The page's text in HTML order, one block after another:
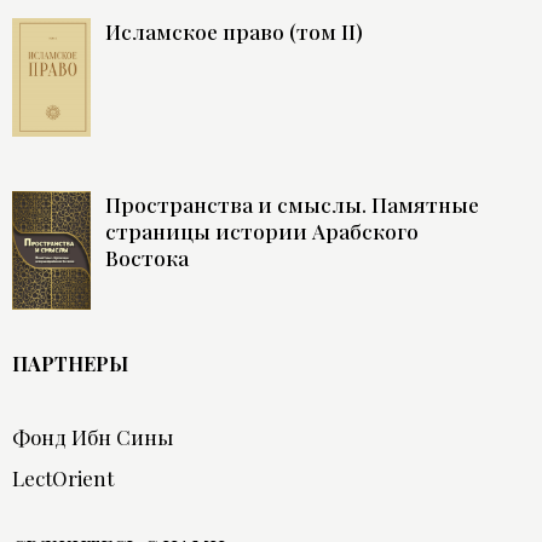
Исламское право (том II)
Пространства и смыслы. Памятные
страницы истории Арабского
Востока
ПАРТНЕРЫ
Фонд Ибн Сины
LectOrient